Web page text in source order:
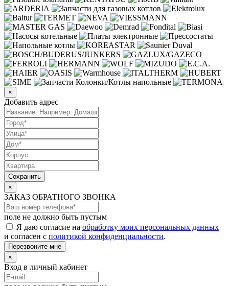
×
Добавить адрес
Сохранить
×
ЗАКАЗ ОБРАТНОГО ЗВОНКА
поле не должно быть пустым
Я даю согласие на обработку моих персональных данных
и согласен с политикой конфиденциальности.
Перезвоните мне
×
Вход в личный кабинет